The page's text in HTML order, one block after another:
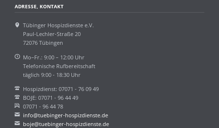
ADRESSE, KONTAKT
Tübinger Hospizdienste e.V.
Paul-Lechler-Straße 20
72076 Tübingen
Mo–Fr.: 9:00 – 12:00 Uhr
Telefonische Rufbereitschaft
täglich 9:00 - 18:30 Uhr
Hospizdienst: 07071 - 76 09 49
BOJE: 07071 - 96 44 49
07071 - 96 44 78
info@tuebinger-hospizdienste.de
boje@tuebinger-hospizdienste.de